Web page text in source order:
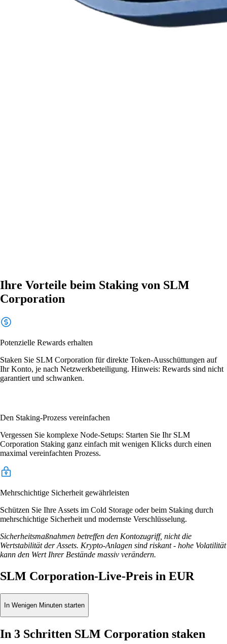
Ihre Vorteile beim Staking von SLM
Corporation
Potenzielle Rewards erhalten
Staken Sie SLM Corporation für direkte Token-Ausschüttungen auf
Ihr Konto, je nach Netzwerkbeteiligung. Hinweis: Rewards sind nicht
garantiert und schwanken.
Den Staking-Prozess vereinfachen
Vergessen Sie komplexe Node-Setups: Starten Sie Ihr SLM
Corporation Staking ganz einfach mit wenigen Klicks durch einen
maximal vereinfachten Prozess.
Mehrschichtige Sicherheit gewährleisten
Schützen Sie Ihre Assets im Cold Storage oder beim Staking durch
mehrschichtige Sicherheit und modernste Verschlüsselung.
Sicherheitsmaßnahmen betreffen den Kontozugriff, nicht die
Wertstabilität der Assets. Krypto-Anlagen sind riskant - hohe Volatilität
kann den Wert Ihrer Bestände massiv verändern.
SLM Corporation-Live-Preis in EUR
In Wenigen Minuten starten
In 3 Schritten SLM Corporation staken